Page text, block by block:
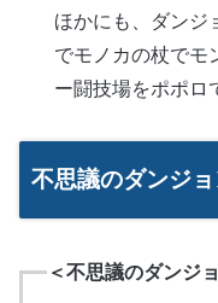
ほかにも、ダンジ
でモノカの杖でモ
ー闘技場をポポロ
不思議のダンジ
＜不思議のダンジ